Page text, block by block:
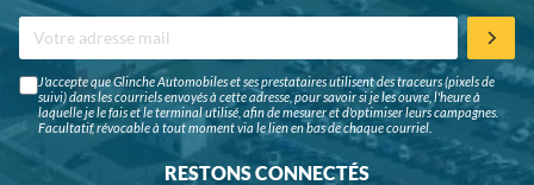
J'accepte que Glinche Automobiles et ses prestataires utilisent des traceurs (pixels de
suivi) dans les courriels envoyés à cette adresse, pour savoir si je les ouvre, l'heure à
laquelle je le fais et le terminal utilisé, afin de mesurer et d'optimiser leurs campagnes.
Facultatif, révocable à tout moment via le lien en bas de chaque courriel.
RESTONS CONNECTÉS